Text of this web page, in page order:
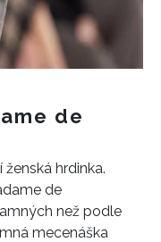
de
hrdinka.
de
než podle
mecenáška